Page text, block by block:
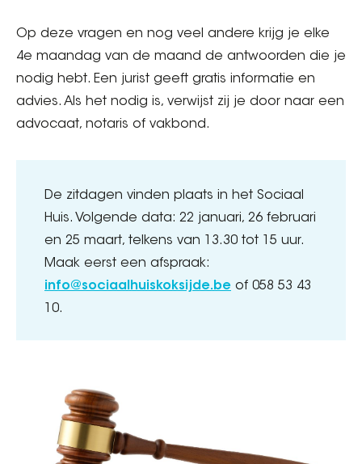
Op deze vragen en nog veel andere krijg je elke
4e maandag van de maand de antwoorden die je
nodig hebt. Een jurist geeft gratis informatie en
advies. Als het nodig is, verwijst zij je door naar een
advocaat, notaris of vakbond.
De zitdagen vinden plaats in het Sociaal
Huis. Volgende data: 22 januari, 26 februari
en 25 maart, telkens van 13.30 tot 15 uur.
Maak eerst een afspraak:
info@sociaalhuiskoksijde.be of 058 53 43
10.